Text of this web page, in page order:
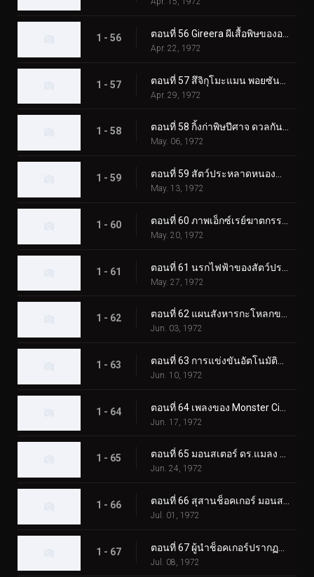
1 - 56
Apr. 22, 1972
1 - 57
Apr. 29, 1972
1 - 58 ตอนที่ 58 กิ้งก่าพิษปีศาจ ดวลกันใน Fear Valley!!
May. 06, 1972
1 - 59
May. 13, 1972
1 - 60
May. 20, 1972
1 - 61
May. 27, 1972
1 - 62 ตอนที่ 62 แผนสังหารกะโหลกของสัตว์ประหลาดเม่น
Jun. 03, 1972
1 - 63
Jun. 10, 1972
1 - 64
Jun. 17, 1972
1 - 65 ตอนที่ 65 มอนสเตอร์ ดร.แมลง และโรงเรียนช็อคเกอร์
Jun. 24, 1972
1 - 66
Jul. 01, 1972
1 - 67
Jul. 08, 1972